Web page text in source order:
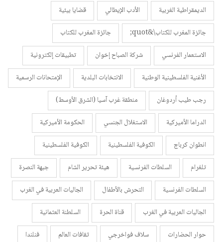
الديمقراطية الغربية الأدب الإيطالي
قضايا بيئية
جائزة المغرب للكتاب\&quot;
جائزة المغرب للكتاب
الاستعمار الفرنسي
شركة الصباح إخوان
تطبيقات إلكترونية
الأغنية الفلسطينية الوطنية
الانتخابات البلدية
الإمتحانات الرسمية
رجب طيب أردوغان
منطقة غرب آسيا (الشرق الأوسط)
الدراما الأميركية
الاستغلال الجنسي
الحكومة الأميركية
انطوان كرباج
الكوفية الفلسطينية
الكوفية الفلسطينية
تلغرام
السلطات الفرنسية هيئة تحرير الشام
جبهة النصرة
السلطات الفرنسية
التحرش بالأطفال
الجاليات العربية في الغرب
الجاليات العربية في الغرب
قناة الحرة
السلطنة العثمانية
حوار الحضارات
سلاف فواخرجي ثقافات العالم
فنلندا